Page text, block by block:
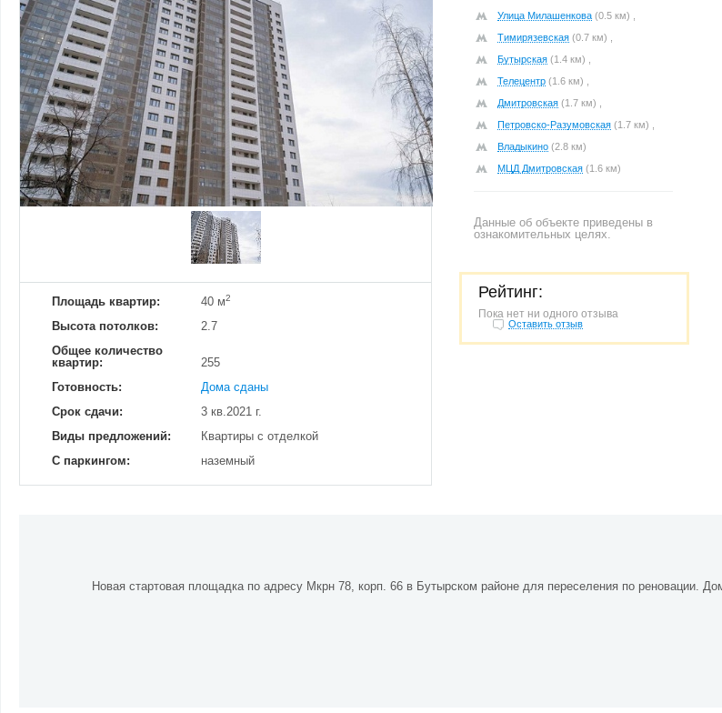
Добавить фотографию Изменено: 20.09.2022 16674
Площадь квартир: 40 м2
Высота потолков:
2.7
Общее количество
квартир:
255
Готовность:
Дома сданы
Срок сдачи:
3 кв.2021 г.
Виды предложений:
Квартиры с отделкой
С паркингом:
наземный
Улица Милашенкова (0.5 км) ,
Тимирязевская (0.7 км) ,
Бутырская (1.4 км) ,
Телецентр (1.6 км) ,
Дмитровская (1.7 км) ,
Петровско-Разумовская (1.7 км) ,
Владыкино (2.8 км)
МЦД Дмитровская (1.6 км)
Данные об объекте приведены в
ознакомительных целях.
Рейтинг:
Пока нет ни одного отзыва
Оставить отзыв
Новая стартовая площадка по адресу Мкрн 78, корп. 66 в Бутырском районе для переселения по реновации.